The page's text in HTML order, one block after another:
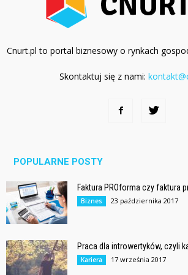
Cnurt.pl to portal biznesowy o rynkach
Skontaktuj się z nami:
POPULARNE POSTY
Faktura PROforma czy faktura
Biznes 23 października 2017
Praca dla introwertyków, czyli
Kariera 17 września 2017